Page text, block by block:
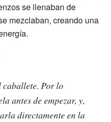
se llenaban de
mezclaban, creando una
Por lo
antes de empezar, y,
directamente en la